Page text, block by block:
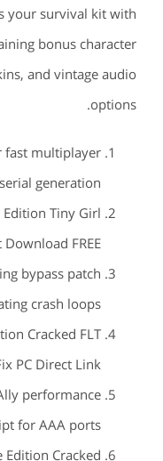
your survival kit with
bonus character
and vintage audio
options.
fast multiplayer
serial generation
Edition Tiny Girl
FREE
bypass patch
crash loops
Cracked FLT
PC Direct Link
performance
for AAA ports
Edition Cracked